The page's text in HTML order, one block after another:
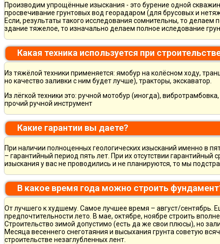
Производим упрощённые изыскания - это бурение одной
просвечивание грунтовых вод георадаром (для брусовых и
Если, результаты такого исследования сомнительны, то делаем
здание тяжелое, то изначально делаем полное иследование
Какая техника используется при
Из тяжёлой техники применяется: ямобур на колёсном ходу,
но качество заливки с ним будет лучше), тракторы, экскаватор.
Из лёгкой техники это: ручной мотобур (иногда),
прочий ручной инструмент
Какие гарантии вы даете?
При наличии полноценных геологических изысканий именно в
– гарантийный период пять лет. При их отсутствии гарантийный
изыскания у вас не проводились и не планируются, то мы
В какое время года можно строить
От лучшего к худшему. Самое лучшее время – август/сентябрь.
предпочтительности лето. В мае, октябре, ноябре строить
Строительство зимой допустимо (есть да же свои плюсы), но
Месяца весеннего снеготаяния и высыхания грунта советую
строительстве незаглубленных лент.